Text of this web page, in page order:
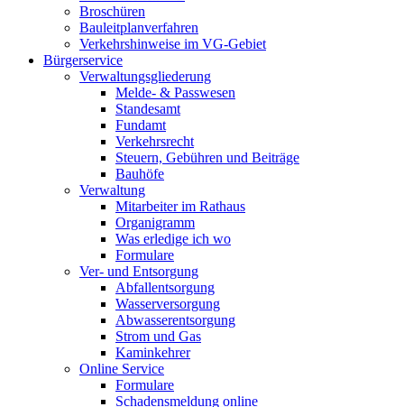
Broschüren
Bauleitplanverfahren
Verkehrshinweise im VG-Gebiet
Bürgerservice
Verwaltungsgliederung
Melde- & Passwesen
Standesamt
Fundamt
Verkehrsrecht
Steuern, Gebühren und Beiträge
Bauhöfe
Verwaltung
Mitarbeiter im Rathaus
Organigramm
Was erledige ich wo
Formulare
Ver- und Entsorgung
Abfallentsorgung
Wasserversorgung
Abwasserentsorgung
Strom und Gas
Kaminkehrer
Online Service
Formulare
Schadensmeldung online